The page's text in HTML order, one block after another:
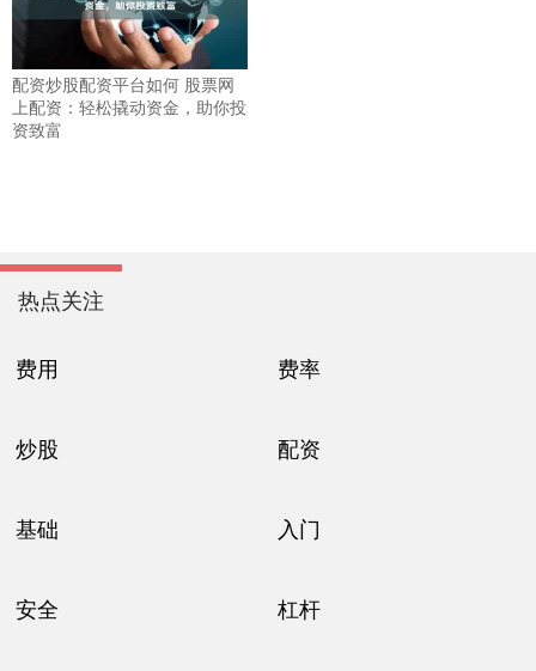
配资炒股配资平台如何 股票网
上配资：轻松撬动资金，助你投
资致富
热点关注
费用 费率
炒股 配资
基础 入门
安全 杠杆